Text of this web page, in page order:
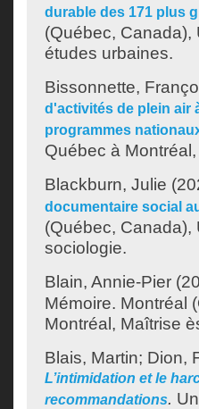
durable des 171 plus
(Québec, Canada),
études urbaines.
Bissonnette,
d'activités de plein air
programmes
Québec à
Blackburn, Julie
documentaire social
(Québec, Canada),
sociologie.
Blain, Annie-Pier
Mémoire. Montréal
Montréal, Maîtrise
Blais, Martin; Dion,
L’intimidation et le
recommandations.